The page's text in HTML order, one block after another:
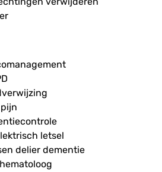
letsel
delier dementie